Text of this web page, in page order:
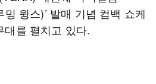
윙스)’ 발매 기념 컴백 쇼케
대를 펼치고 있다.